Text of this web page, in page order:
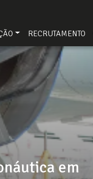
RECRUTAMENTO
em